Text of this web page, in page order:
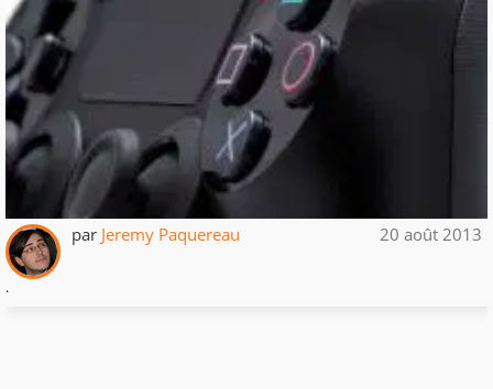
par Jeremy Paquereau 20 août 2013
.